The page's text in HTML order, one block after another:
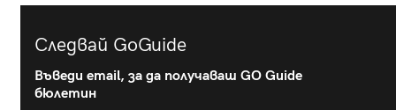
Следвай GoGuide
Въведи email, за да получаваш GO Guide
бюлетин